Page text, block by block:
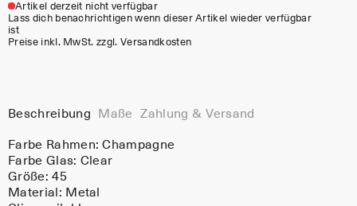
Artikel derzeit nicht verfügbar
Lass dich benachrichtigen wenn dieser Artikel wieder verfügbar
ist
Preise inkl. MwSt. zzgl. Versandkosten
Beschreibung Maße Zahlung & Versand
Farbe Rahmen:Champagne
Farbe Glas: Clear
Größe: 45
Material: Metal